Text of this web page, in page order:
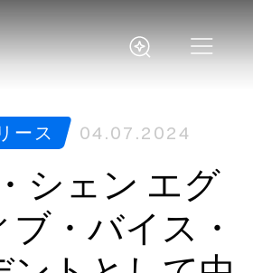
ース 04.07.2024
シェン エグ
・バイス・